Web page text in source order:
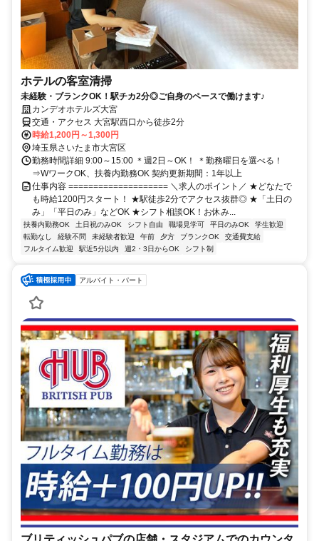
ホテルの客室清掃
未経験・ブランクOK！駅チカ2分◎ご自身のペースで働けます♪
カンデオホテルズ大宮
交通・アクセス 大宮駅西口から徒歩2分
時給1,200円～1,300円
埼玉県さいたま市大宮区
勤務時間詳細 9:00～15:00 ＊週2日～OK！ ＊勤務曜日を選べる！
⇒WワークOK、扶養内勤務OK 契約更新期間：1年以上
仕事内容 ==================== ＼求人のポイント／ ★どなたで
も時給1200円スタート！ ★駅徒歩2分でアクセス抜群◎ ★「土日の
み」「平日のみ」などOK ★シフト相談OK！お休み...
扶養内勤務OK 土日祝のみOK シフト自由 職場見学可 平日のみOK
学生歓迎
転勤なし
経験不問 未経験者歓迎 午前 夕方 ブランクOK
交通費支給
フルタイム歓迎
駅近5分以内 週2・3日からOK シフト制
アルバイト・パート